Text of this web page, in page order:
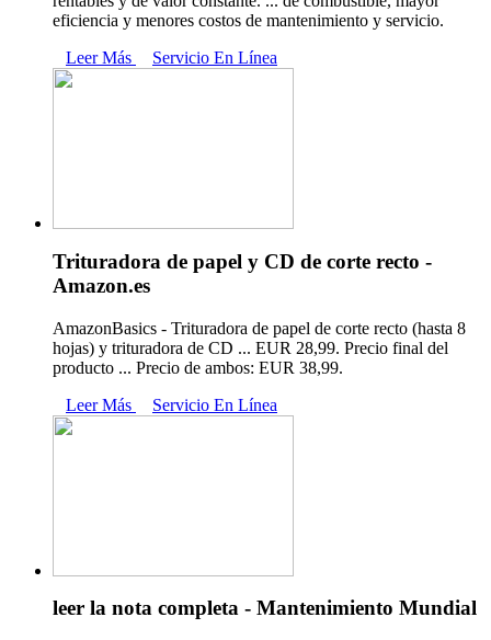
eficiencia y menores costos de mantenimiento y servicio.
Leer Más
Servicio En Línea
Trituradora de papel y CD de corte recto -
Amazon.es
AmazonBasics - Trituradora de papel de corte recto (hasta 8
hojas) y trituradora de CD ... EUR 28,99. Precio final del
producto ... Precio de ambos: EUR 38,99.
Leer Más
Servicio En Línea
leer la nota completa - Mantenimiento Mundial